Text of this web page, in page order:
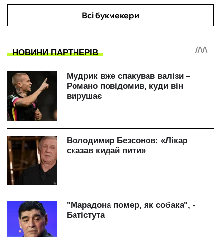
Всі букмекери